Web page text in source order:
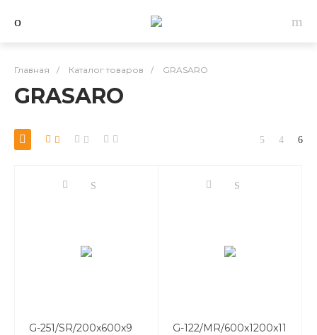
Главная / Каталог товаров / GRASARO
GRASARO
G-251/SR/200x600x9 G-122/MR/600x1200x11